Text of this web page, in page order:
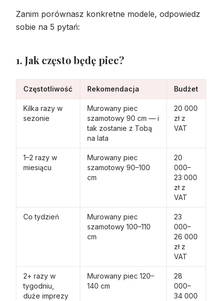
Zanim porównasz konkretne modele, odpowiedz
sobie na 5 pytań:
1. Jak często będę piec?
Częstotliwość Rekomendacja Budżet
Kilka razy w
sezonie
Murowany piec
szamotowy 90 cm — i
tak zostanie z Tobą
na lata
20 000
zł z
VAT
1–2 razy w
miesiącu
Murowany piec
szamotowy 90–100
cm
20
000–
23 000
zł z
VAT
Co tydzień
Murowany piec
szamotowy 100–110
cm
23
000–
26 000
zł z
VAT
2+ razy w
tygodniu,
duże imprezy
Murowany piec 120–
140 cm
28
000–
34 000